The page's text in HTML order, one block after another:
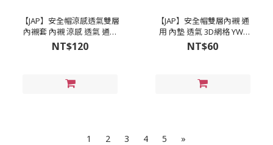
【JAP】安全帽涼感透氣雙層
內襯套 內襯 涼感 透氣 通用
(YW-M005)
NT$120
【JAP】安全帽雙層內襯 通
用 內墊 透氣 3D網格 YW-
M001
NT$60
1 2 3 4 5 »